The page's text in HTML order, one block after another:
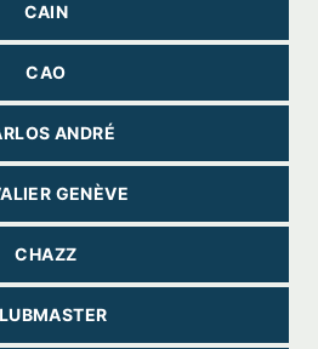
CAIN
CAO
ANDRÉ
GENÈVE
CHAZZ